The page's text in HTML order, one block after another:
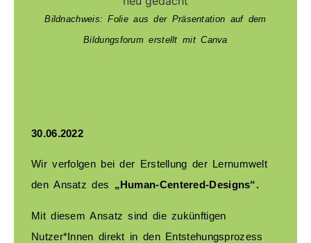
Bildnachweis: Folie aus der Präsentation auf dem
Bildungsforum erstellt mit Canva
30.06.2022
Wir verfolgen bei der Erstellung der Lernumwelt
den Ansatz des „Human-Centered-Designs“.
Mit diesem Ansatz sind die zukünftigen
Nutzer*Innen direkt in den Entstehungsprozess